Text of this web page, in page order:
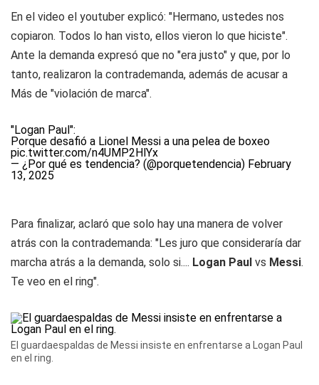
En el video el youtuber explicó: "Hermano, ustedes nos
copiaron. Todos lo han visto, ellos vieron lo que hiciste".
Ante la demanda expresó que no "era justo" y que, por lo
tanto, realizaron la contrademanda, además de acusar a
Más de "violación de marca".
"Logan Paul":
Porque desafió a Lionel Messi a una pelea de boxeo
pic.twitter.com/n4UMP2HlYx
— ¿Por qué es tendencia? (@porquetendencia) February
13, 2025
Para finalizar, aclaró que solo hay una manera de volver
atrás con la contrademanda: "Les juro que consideraría dar
marcha atrás a la demanda, solo si.... Logan Paul vs Messi.
Te veo en el ring".
El guardaespaldas de Messi insiste en enfrentarse a Logan Paul
en el ring.